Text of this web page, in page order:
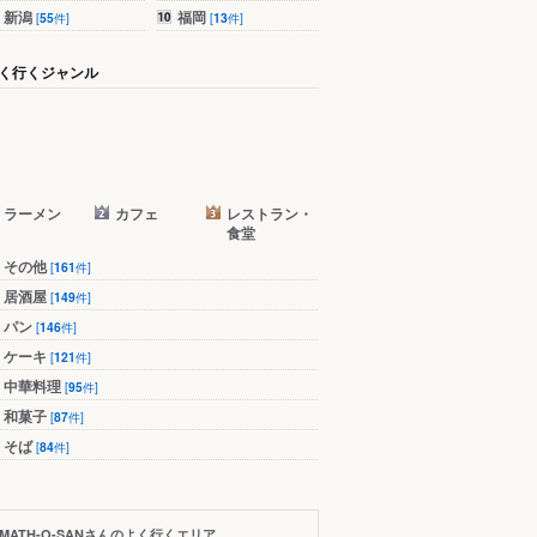
新潟 [55件] 福岡 [13件]
行くジャンル
ラーメン カフェ
レストラン・
食堂
その他[161件]
居酒屋 [149件]
パン [146件]
ケーキ [121件]
中華料理 [95件]
和菓子 [87件]
そば[84件]